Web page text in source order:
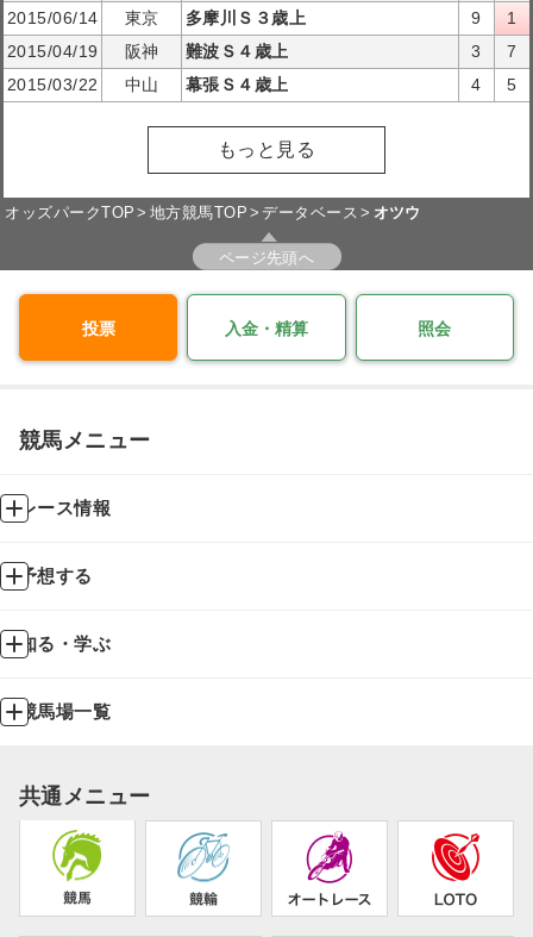
2015/06/14
東京 多摩川Ｓ３歳上 9
1
2015/04/19
阪神 難波Ｓ４歳上 3
7
2015/03/22
中山 幕張Ｓ４歳上 4 5
もっと見る
オッズパークTOP 地方競馬TOP データベース オツウ
ページ先頭へ
投票 入金・精算 照会
競馬メニュー
レース情報
予想する
知る・学ぶ
競馬場一覧
共通メニュー